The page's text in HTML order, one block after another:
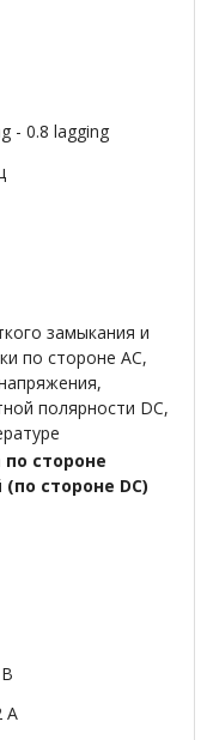
- 0.8 lagging
замыкания и
по стороне АС,
полярности DC,
стороне
стороне DC)
A